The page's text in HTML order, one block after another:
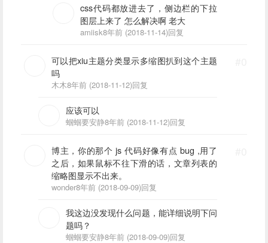
css代码都放进去了，侧边栏的下拉
图层上来了 怎么解决啊 老大
amiisk8年前 (2018-11-14)回复
可以把xiu主题分类显示多缩图扒到这个主题
吗
木木8年前 (2018-11-12)回复
应该可以
蝈蝈要安静8年前 (2018-11-12)回复
博主，你的那个 js 代码好像有点 bug ,用了
之后，如果鼠标不往下滑的话，文章列表的
缩略图显示不出来。
wonder8年前 (2018-09-09)回复
我这边没发现什么问题，能详细说明下问
题吗？
蝈蝈要安静8年前 (2018-09-09)回复